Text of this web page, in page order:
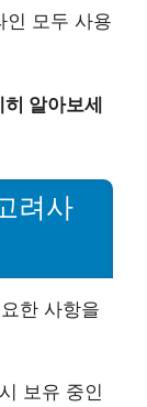
인 모두 사용
알아보세
려사
한 사항을
보유 중인